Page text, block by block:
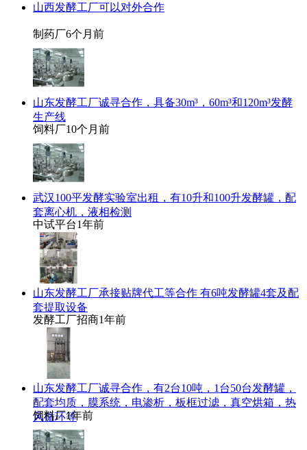
山西发酵工厂可以对外合作
制药厂6个月前
山东发酵工厂诚寻合作，具备30m³，60m³和120m³发酵
生产线
饲料厂10个月前
武汉100平发酵实验室出租，有10升和100升发酵罐，配
套离心机，液相检测
中试平台1年前
山东发酵工厂承接贴牌代工等合作 有6吨发酵罐4套及配
套提取设备
发酵工厂招商1年前
山东发酵工厂诚寻合作，有2台10吨，1台50台发酵罐，
配套均质，膜系统，电渗析，板框过滤，真空烘箱，热
风循环等
饲料厂1年前